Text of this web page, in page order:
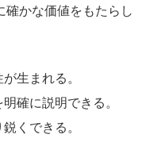
確かな価値をもたらし
生まれる。
確に説明できる。
くできる。